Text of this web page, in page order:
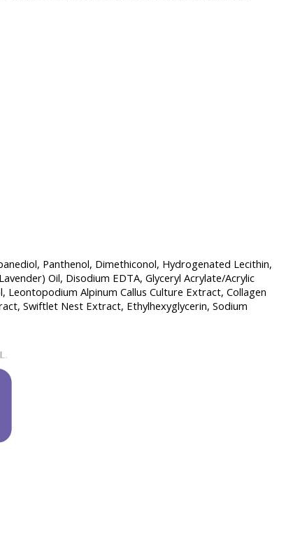
Panthenol, Dimethiconol, Hydrogenated Lecithin,
Oil, Disodium EDTA, Glyceryl Acrylate/Acrylic
Leontopodium Alpinum Callus Culture Extract, Collagen
Swiftlet Nest Extract, Ethylhexyglycerin, Sodium